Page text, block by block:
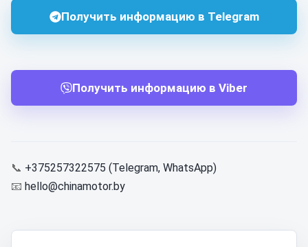
Получить информацию в Telegram
Получить информацию в Viber
📞 +375257322575 (Telegram, WhatsApp)
📧 hello@chinamotor.by